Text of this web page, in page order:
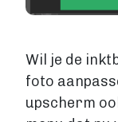
Wil je de
foto
upscherm